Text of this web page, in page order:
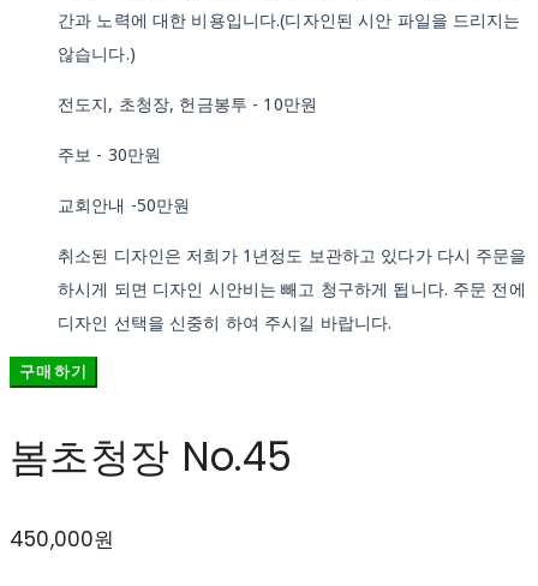
간과 노력에 대한 비용입니다.(디자인된 시안 파일을 드리지는
않습니다.)
전도지, 초청장, 헌금봉투 - 10만원
주보 - 30만원
교회안내 -50만원
취소된 디자인은 저희가 1년정도 보관하고 있다가 다시 주문을
하시게 되면 디자인 시안비는 빼고 청구하게 됩니다. 주문 전에
디자인 선택을 신중히 하여 주시길 바랍니다.
구매하기
봄초청장 No.45
450,000원